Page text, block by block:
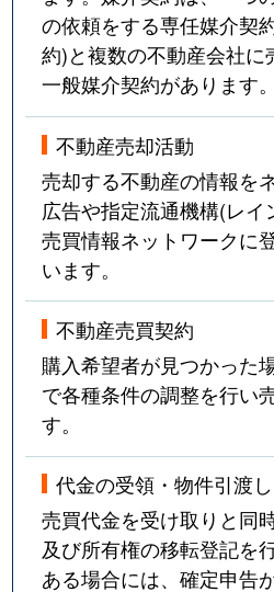
の依頼をする専任媒介契
約)と複数の不動産会社に
一般媒介契約があります。
不動産売却活動
売却する不動産の情報を
広告や指定流通機構(レ
売買情報ネットワークに
います。
不動産売買契約
購入希望者が見つかった
で各種条件の調整を行い
す。
代金の受領・物件引渡し
売買代金を受け取りと同
及び所有権の移転登記を
ある場合には、確定申告